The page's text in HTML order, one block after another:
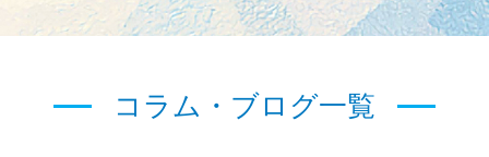
コラム・ブログ一覧